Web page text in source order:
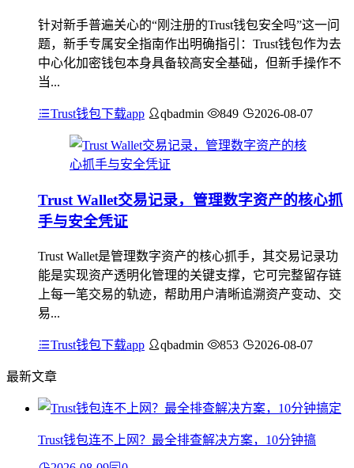
针对新手普遍关心的“刚注册的Trust钱包安全吗”这一问
题，新手专属安全指南作出明确指引：Trust钱包作为去
中心化加密钱包本身具备较高安全基础，但新手操作不
当...
Trust钱包下载app qbadmin 849 2026-08-07
Trust Wallet交易记录，管理数字资产的核心抓
手与安全凭证
Trust Wallet是管理数字资产的核心抓手，其交易记录功
能是实现资产透明化管理的关键支撑，它可完整留存链
上每一笔交易的轨迹，帮助用户清晰追溯资产变动、交
易...
Trust钱包下载app qbadmin 853 2026-08-07
最新文章
Trust钱包连不上网？最全排查解决方案，10分钟搞